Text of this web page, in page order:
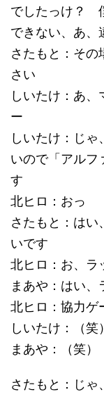
でしたっけ？
できない、あ、
さたもと：その
さい
しいたけ：あ
ー
しいたけ：じ
いので「アルフ
す
北ヒロ：おっ
さたもと：はい
いです
北ヒロ：お、ラ
まあや：はい、
北ヒロ：協力ゲ
しいたけ：（笑）
まあや：（笑）
さたもと：じゃ